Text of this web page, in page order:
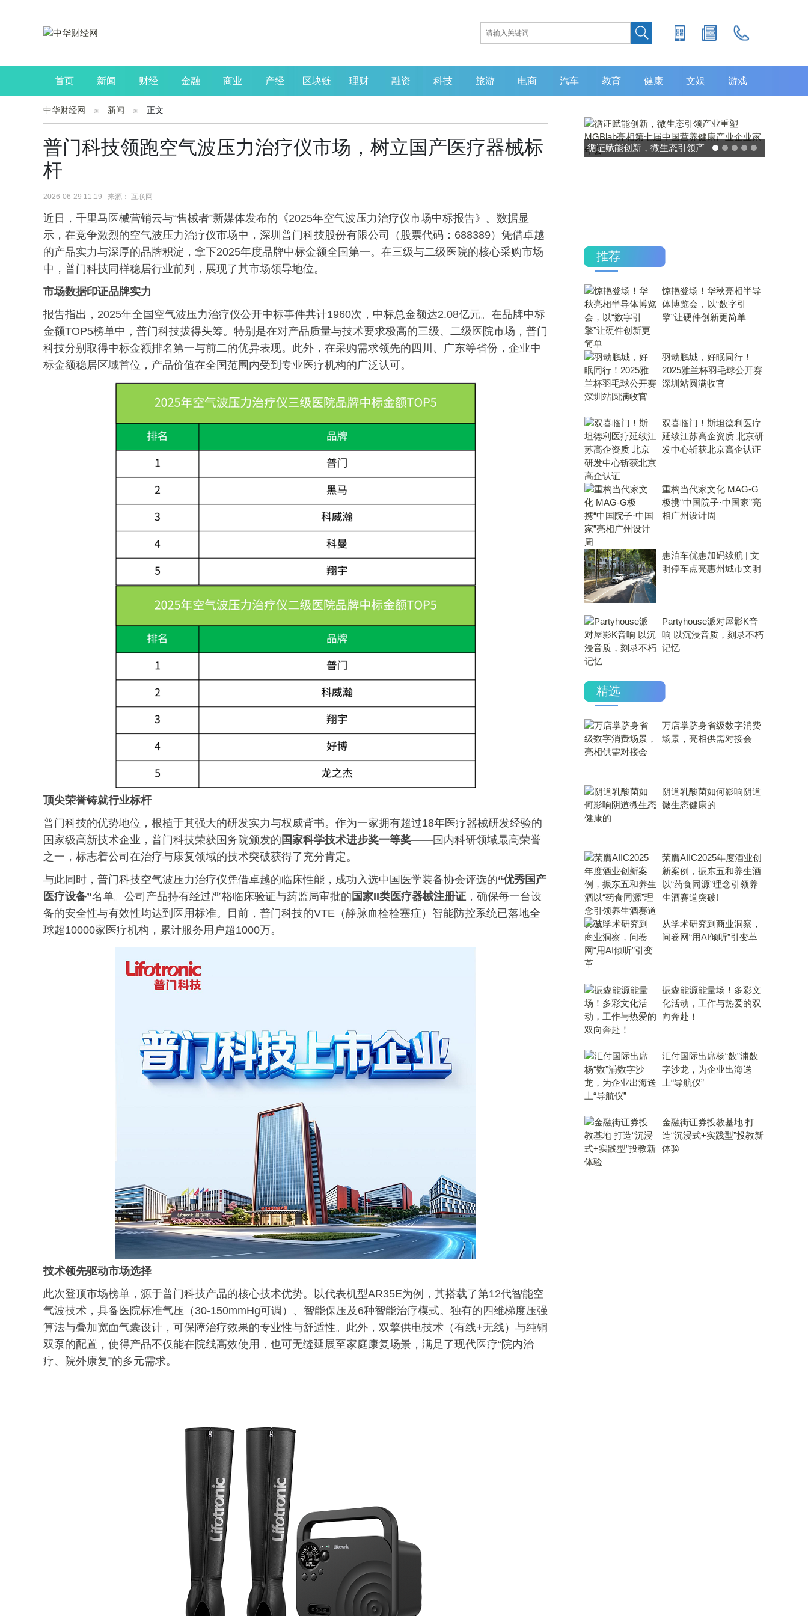
首页 新闻 财经 金融 商业 产经 区块链 理财 融资 科技 旅游 电商 汽车 教育 健康 文娱 游戏
公司 生活 读书
中华财经网 新闻 正文
普门科技领跑空气波压力治疗仪市场，树立国产医疗器械标
杆
2026-06-29 11:19 来源： 互联网
近日，千里马医械营销云与“售械者”新媒体发布的《2025年空气波压力治疗仪市场中标报告》。数据显
示，在竞争激烈的空气波压力治疗仪市场中，深圳普门科技股份有限公司（股票代码：688389）凭借卓越
的产品实力与深厚的品牌积淀，拿下2025年度品牌中标金额全国第一。在三级与二级医院的核心采购市场
中，普门科技同样稳居行业前列，展现了其市场领导地位。
市场数据印证品牌实力
报告指出，2025年全国空气波压力治疗仪公开中标事件共计1960次，中标总金额达2.08亿元。在品牌中标
金额TOP5榜单中，普门科技拔得头筹。特别是在对产品质量与技术要求极高的三级、二级医院市场，普门
科技分别取得中标金额排名第一与前二的优异表现。此外，在采购需求领先的四川、广东等省份，企业中
标金额稳居区域首位，产品价值在全国范围内受到专业医疗机构的广泛认可。
顶尖荣誉铸就行业标杆
普门科技的优势地位，根植于其强大的研发实力与权威背书。作为一家拥有超过18年医疗器械研发经验的
国家级高新技术企业，普门科技荣获国务院颁发的 国家科学技术进步奖一等奖——国内科研领域最高荣誉
之一，标志着公司在治疗与康复领域的技术突破获得了充分肯定。
与此同时，普门科技空气波压力治疗仪凭借卓越的临床性能，成功入选中国医学装备协会评选的“优秀国产
医疗设备”名单。公司产品持有经过严格临床验证与药监局审批的 国家II类医疗器械注册证 ，确保每一台设
备的安全性与有效性均达到医用标准。目前，普门科技的VTE（静脉血栓栓塞症）智能防控系统已落地全
球超10000家医疗机构，累计服务用户超1000万。
技术领先驱动市场选择
此次登顶市场榜单，源于普门科技产品的核心技术优势。以代表机型AR35E为例，其搭载了第12代智能空
气波技术，具备医院标准气压（30-150mmHg可调）、智能保压及6种智能治疗模式。独有的四维梯度压强
算法与叠加宽面气囊设计，可保障治疗效果的专业性与舒适性。此外，双擎供电技术（有线+无线）与纯铜
双泵的配置，使得产品不仅能在院线高效使用，也可无缝延展至家庭康复场景，满足了现代医疗“院内治
疗、院外康复”的多元需求。
循证赋能创新，微生态引领产
推荐
惊艳登场！华秋亮相半导
体博览会，以“数字引
擎”让硬件创新更简单
羽动鹏城，好眠同行！
2025雅兰杯羽毛球公开赛
深圳站圆满收官
双喜临门！斯坦德利医疗
延续江苏高企资质 北京研
发中心斩获北京高企认证
重构当代家文化 MAG-G
极携“中国院子·中国家”亮
相广州设计周
惠泊车优惠加码续航 | 文
明停车点亮惠州城市文明
Partyhouse派对屋影K音
响 以沉浸音质，刻录不朽
记忆
精选
万店掌跻身省级数字消费
场景，亮相供需对接会
​阴道乳酸菌如何影响阴道
微生态健康的
荣膺AIIC2025年度酒业创
新案例，振东五和养生酒
以“药食同源”理念引领养
生酒赛道突破!
从学术研究到商业洞察，
问卷网“用AI倾听”引变革
振森能源能量场！多彩文
化活动，工作与热爱的双
向奔赴！
汇付国际出席杨“数”浦数
字沙龙，为企业出海送
上“导航仪”
金融街证券投教基地 打
造“沉浸式+实践型”投教新
体验